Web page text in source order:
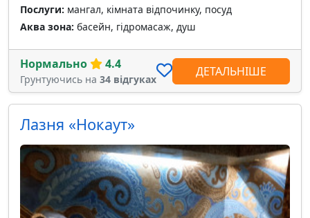
Послуги: мангал, кімната відпочинку, посуд
Аква зона: басейн, гідромасаж, душ
Нормально 4.4
Грунтуючись на 34 відгуках
ДЕТАЛЬНІШЕ
Лазня «Нокаут»